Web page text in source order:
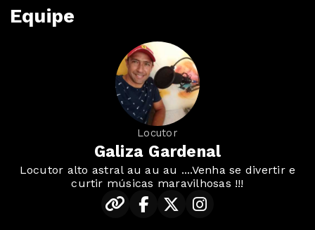
Equipe
Locutor
Galiza Gardenal
Locutor alto astral au au au ....Venha se divertir e
curtir músicas maravilhosas !!!